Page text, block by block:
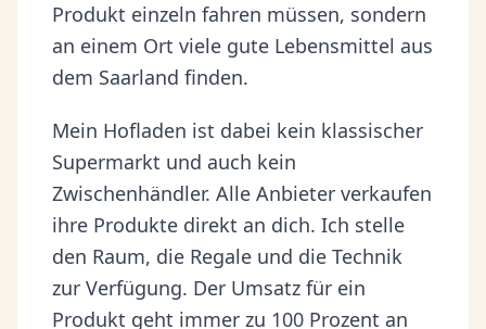
Produkt einzeln fahren müssen, sondern
an einem Ort viele gute Lebensmittel aus
dem Saarland finden.
Mein Hofladen ist dabei kein klassischer
Supermarkt und auch kein
Zwischenhändler. Alle Anbieter verkaufen
ihre Produkte direkt an dich. Ich stelle
den Raum, die Regale und die Technik
zur Verfügung. Der Umsatz für ein
Produkt geht immer zu 100 Prozent an